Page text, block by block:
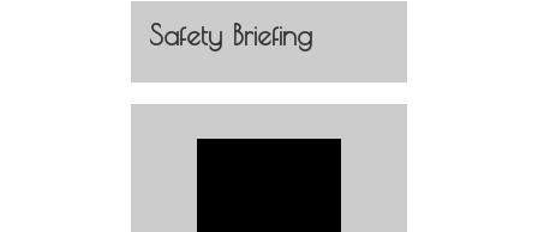
Safety Briefing